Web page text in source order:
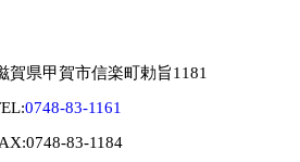
賀県甲賀市信楽町勅旨1181
0748-83-1161
83-1184